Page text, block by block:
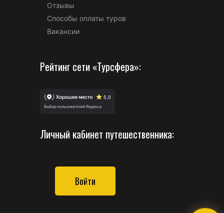
Отзывы
Способы оплаты туров
Вакансии
Рейтинг сети «Турсфера»:
Личный кабинет путешественника:
Войти